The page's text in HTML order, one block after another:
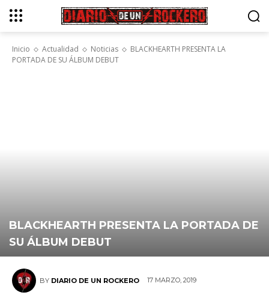
Inicio Actualidad Noticias
BLACKHEARTH PRESENTA LA
PORTADA DE SU ÁLBUM DEBUT
BLACKHEARTH PRESENTA LA PORTADA DE
SU ÁLBUM DEBUT
BY DIARIO DE UN ROCKERO 17 MARZO, 2019